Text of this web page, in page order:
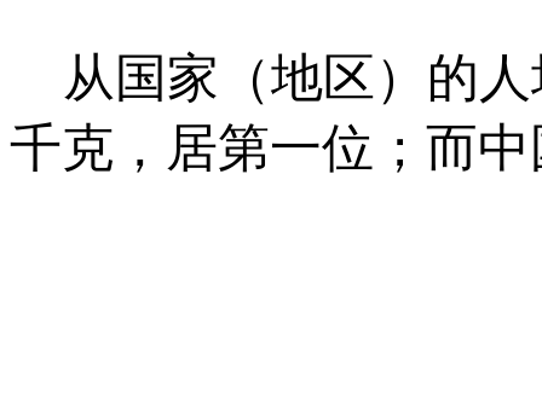
从国家（地区）的人
千克，居第一位；而